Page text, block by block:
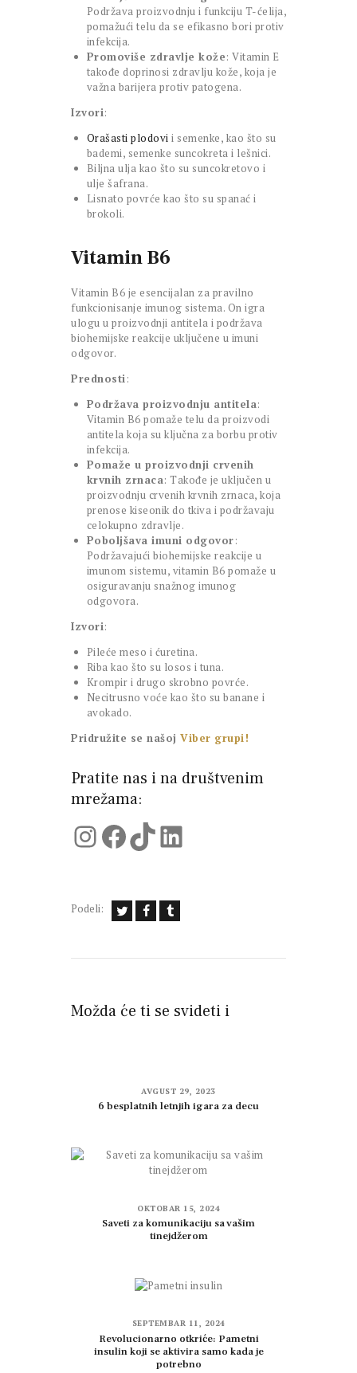
Podržava proizvodnju i funkciju T-ćelija,
pomažući telu da se efikasno bori protiv
infekcija.
Promoviše zdravlje kože: Vitamin E
takođe doprinosi zdravlju kože, koja je
važna barijera protiv patogena.
Izvori:
Orašasti plodovi i semenke, kao što su
bademi, semenke suncokreta i lešnici.
Biljna ulja kao što su suncokretovo i
ulje šafrana.
Lisnato povrće kao što su spanać i
brokoli.
Vitamin B6
Vitamin B6 je esencijalan za pravilno
funkcionisanje imunog sistema. On igra
ulogu u proizvodnji antitela i podržava
biohemijske reakcije uključene u imuni
odgovor.
Prednosti:
Podržava proizvodnju antitela:
Vitamin B6 pomaže telu da proizvodi
antitela koja su ključna za borbu protiv
infekcija.
Pomaže u proizvodnji crvenih
krvnih zrnaca: Takođe je uključen u
proizvodnju crvenih krvnih zrnaca, koja
prenose kiseonik do tkiva i podržavaju
celokupno zdravlje.
Poboljšava imuni odgovor:
Podržavajući biohemijske reakcije u
imunom sistemu, vitamin B6 pomaže u
osiguravanju snažnog imunog
odgovora.
Izvori:
Pileće meso i ćuretina.
Riba kao što su losos i tuna.
Krompir i drugo skrobno povrće.
Necitrusno voće kao što su banane i
avokado.
Pridružite se našoj Viber grupi!
Pratite nas i na društvenim
mrežama:
Instagram
Facebook
TikTok
LinkedIn
Podeli:
Možda će ti se svideti i
AVGUST 29, 2023
6 besplatnih letnjih igara za decu
OKTOBAR 15, 2024
Saveti za komunikaciju sa vašim
tinejdžerom
SEPTEMBAR 11, 2024
Revolucionarno otkriće: Pametni
insulin koji se aktivira samo kada je
potrebno